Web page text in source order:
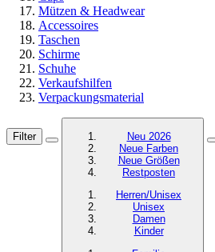
Mützen & Headwear
Accessoires
Taschen
Schirme
Schuhe
Verkaufshilfen
Verpackungsmaterial
Filter
Neu 2026
Neue Farben
Neue Größen
Restposten
Herren/Unisex
Unisex
Damen
Kinder